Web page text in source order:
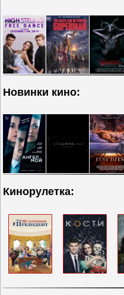
Новинки кино:
Кинорулетка: